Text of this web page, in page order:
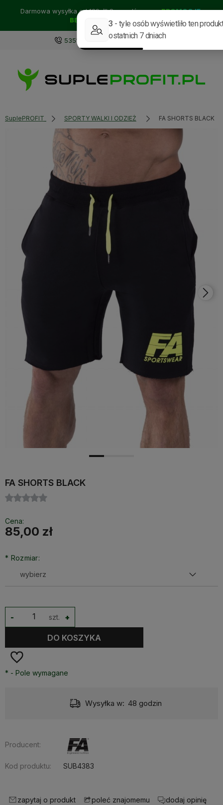
Darmowa wysyłka od 129zł!! Sprawdź nasze:PROMOCJE
BESTSELLERY
NOWOŚCI
535114318 sklep@supleprofit.pl
SuplePROFIT SPORTY WALKI I ODZIEŻ FA SHORTS BLACK
FA SHORTS BLACK
Cena:
85,00 zł
* Rozmiar:
szt. +
-
DO KOSZYKA
* - Pole wymagane
Wysyłka w: 48 godzin
Producent:
Kod produktu: SUB4383
zapytaj o produkt poleć znajomemu dodaj opinię